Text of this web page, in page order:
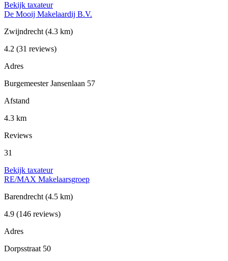
Bekijk taxateur
De Mooij Makelaardij B.V.
Zwijndrecht (4.3 km)
4.2 (31 reviews)
Adres
Burgemeester Jansenlaan 57
Afstand
4.3 km
Reviews
31
Bekijk taxateur
RE/MAX Makelaarsgroep
Barendrecht (4.5 km)
4.9 (146 reviews)
Adres
Dorpsstraat 50